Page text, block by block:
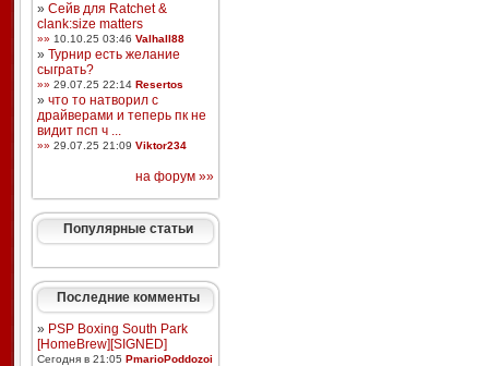
» Сейв для Ratchet &
clank:size matters
»» 10.10.25 03:46 Valhall88
» Турнир есть желание
сыграть?
»» 29.07.25 22:14 Resertos
» что то натворил с
драйверами и теперь пк не
видит псп ч ...
»» 29.07.25 21:09 Viktor234
на форум »»
Популярные статьи
Последние комменты
» PSP Boxing South Park
[HomeBrew][SIGNED]
Сегодня в 21:05 PmarioPoddozoi